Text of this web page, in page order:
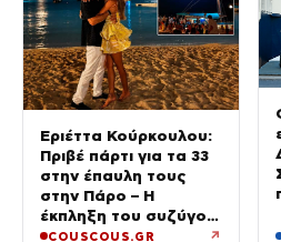
Εριέττα Κούρκουλου:
Πριβέ πάρτι για τα 33
στην έπαυλη τους
στην Πάρο – Η
έκπληξη του συζύγου
της
COUSCOUS.GR ↗